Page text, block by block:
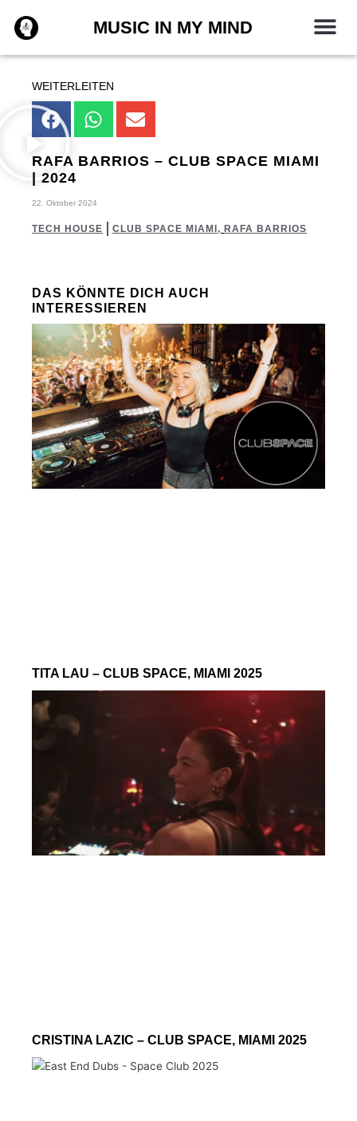
Inhalt
springen
MUSIC IN MY MIND
WEITERLEITEN
RAFA BARRIOS – CLUB SPACE MIAMI
| 2024
22. Oktober 2024
TECH HOUSE CLUB SPACE MIAMI , RAFA BARRIOS
DAS KÖNNTE DICH AUCH
INTERESSIEREN
TITA LAU – CLUB SPACE, MIAMI 2025
CRISTINA LAZIC – CLUB SPACE, MIAMI 2025